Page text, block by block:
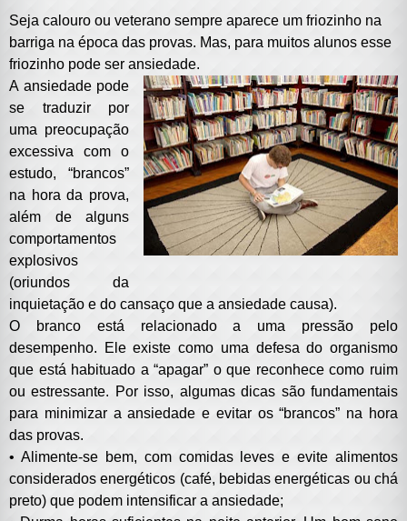
Seja calouro ou veterano sempre aparece um friozinho na
barriga na época das provas. Mas, para muitos alunos esse
friozinho pode ser ansiedade.
A ansiedade pode
se traduzir por
uma preocupação
excessiva com o
estudo, “brancos”
na hora da prova,
além de alguns
comportamentos
explosivos
(oriundos da
inquietação e do cansaço que a ansiedade causa).
O branco está relacionado a uma pressão pelo
desempenho. Ele existe como uma defesa do organismo
que está habituado a “apagar” o que reconhece como ruim
ou estressante. Por isso, algumas dicas são fundamentais
para minimizar a ansiedade e evitar os “brancos” na hora
das provas.
• Alimente-se bem, com comidas leves e evite alimentos
considerados energéticos (café, bebidas energéticas ou chá
preto) que podem intensificar a ansiedade;